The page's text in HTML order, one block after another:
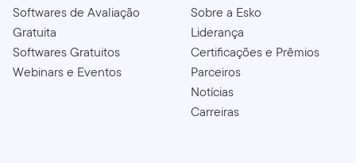
Softwares de Avaliação
Gratuita
Softwares Gratuitos
Webinars e Eventos
Sobre a Esko
Liderança
Certificações e Prêmios
Parceiros
Notícias
Carreiras